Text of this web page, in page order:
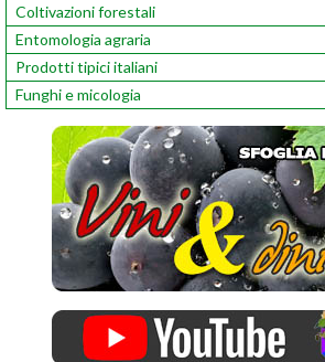
Coltivazioni forestali
Entomologia agraria
Prodotti tipici italiani
Funghi e micologia